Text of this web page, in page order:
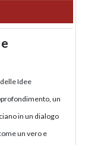
Idee
un
in un dialogo
un vero e